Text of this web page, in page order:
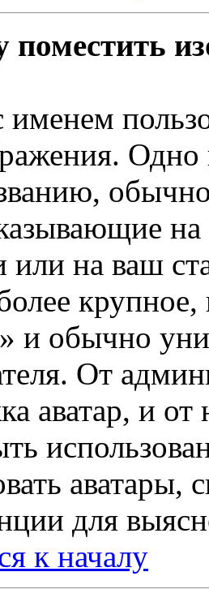
поместить
обычно
или на ваш
крупное,
и обычно
От
аватар, и от
аватары,
для
к началу